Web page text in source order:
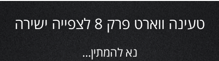
טעינה ווארט פרק 8 לצפייה ישירה
נא להמתין...